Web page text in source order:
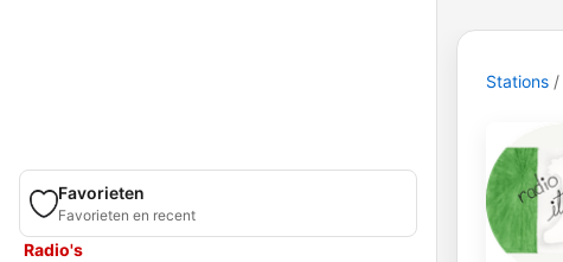
Favorieten
Favorieten en recent
Radio's
Stations